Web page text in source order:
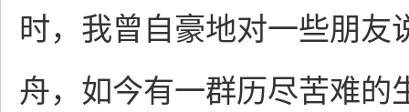
时，我曾自豪地对一些朋
舟，如今有一群历尽苦难的